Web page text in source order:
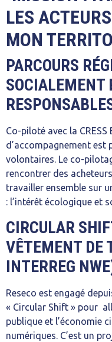
LES
MON
PARCOURS
SOCIALEMENT
Co-piloté avec la
d’accompagnement
volontaires. Le co-
rencontrer des
travailler ensemble sur
: l’intérêt écologique et
CIRCULAR
VÊTEMENT DE
INTERREG
Reseco est engagé
« Circular Shift » pour
publique et l’économie
numériques. C’est un